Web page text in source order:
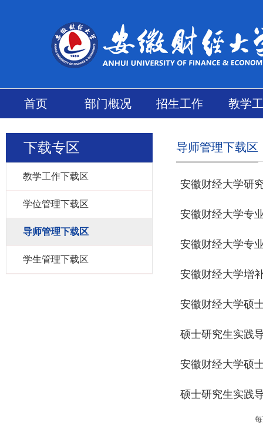
首页 部门概况 招生工作 教学
下载专区
教学工作下载区
学位管理下载区
导师管理下载区
学生管理下载区
导师管理下载区
安徽财经大学研
安徽财经大学专
安徽财经大学专
安徽财经大学增
安徽财经大学硕
硕士研究生实践
安徽财经大学硕
硕士研究生实践